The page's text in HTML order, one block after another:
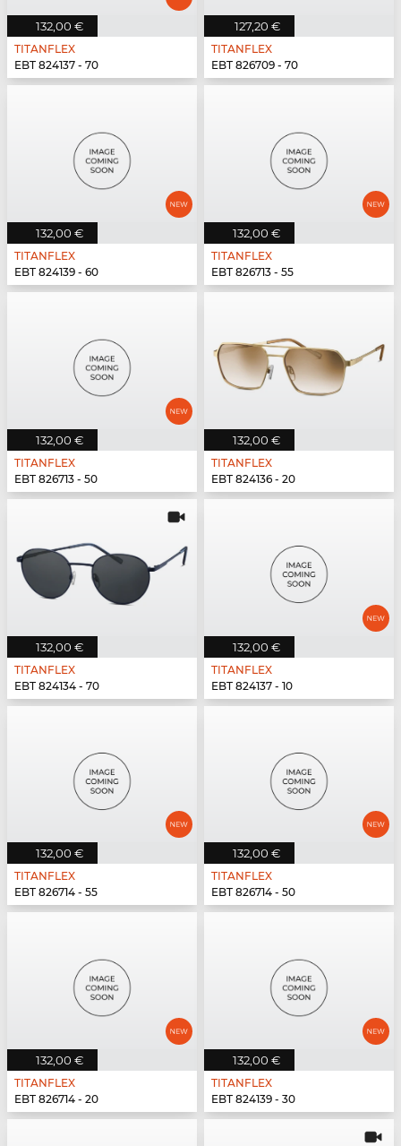
132,00 €
TITANFLEX
EBT 824137 - 70
127,20 €
TITANFLEX
EBT 826709 - 70
132,00 €
TITANFLEX
EBT 824139 - 60
132,00 €
TITANFLEX
EBT 826713 - 55
132,00 €
TITANFLEX
EBT 826713 - 50
132,00 €
TITANFLEX
EBT 824136 - 20
132,00 €
TITANFLEX
EBT 824134 - 70
132,00 €
TITANFLEX
EBT 824137 - 10
132,00 €
TITANFLEX
EBT 826714 - 55
132,00 €
TITANFLEX
EBT 826714 - 50
132,00 €
TITANFLEX
EBT 826714 - 20
132,00 €
TITANFLEX
EBT 824139 - 30